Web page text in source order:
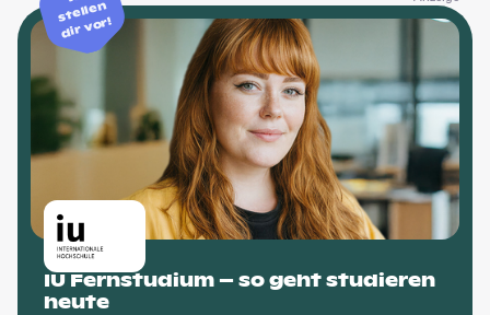
stellen
dir vor!
IU Fernstudium – so geht studieren
heute